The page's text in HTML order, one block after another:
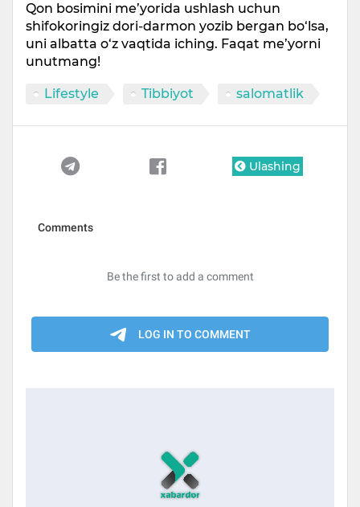
Qon bosimini me’yorida ushlash uchun
shifokoringiz dori-darmon yozib bergan bo‘lsa,
uni albatta o‘z vaqtida iching. Faqat me’yorni
unutmang!
Lifestyle Tibbiyot salomatlik
Ulashing